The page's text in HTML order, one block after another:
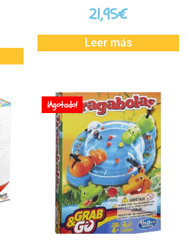
21,95€
Leer más
¡Agotado!